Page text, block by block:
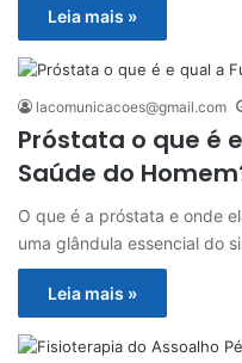
Leia mais »
lacomunicacoes@gmail.com
Próstata o que é
Saúde do
O que é a próstata e onde
uma glândula essencial do
Leia mais »